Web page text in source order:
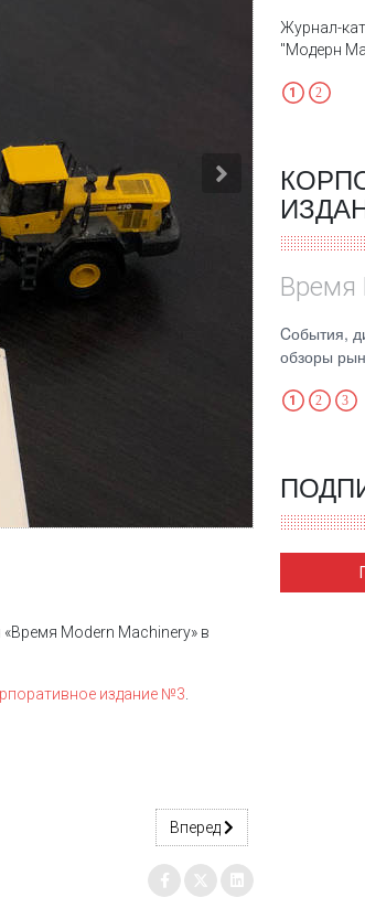
Next
Modern Machinery» в
издание №3
Следующий: Визит в Центр
Вперед
Журнал-
"Модерн
Время
Cобытия,
обзоры